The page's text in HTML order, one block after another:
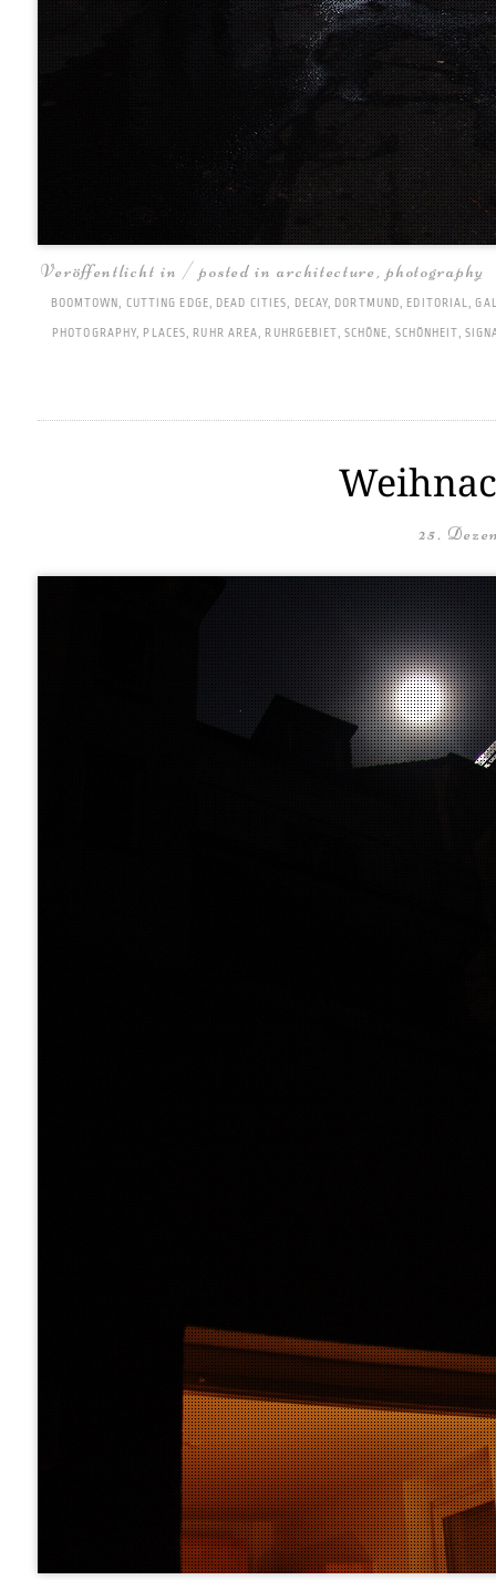
Veröffentlicht in / posted inarchitecture,photography
BOOMTOWN, CUTTING EDGE, DEAD CITIES, DECAY, DORTMUND, EDITORIAL,
PHOTOGRAPHY, PLACES, RUHR AREA, RUHRGEBIET, SCHÖNE, SCHÖNHEIT,
25.